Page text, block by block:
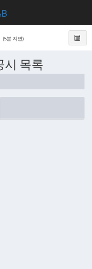
(5분 지연)
시 목록